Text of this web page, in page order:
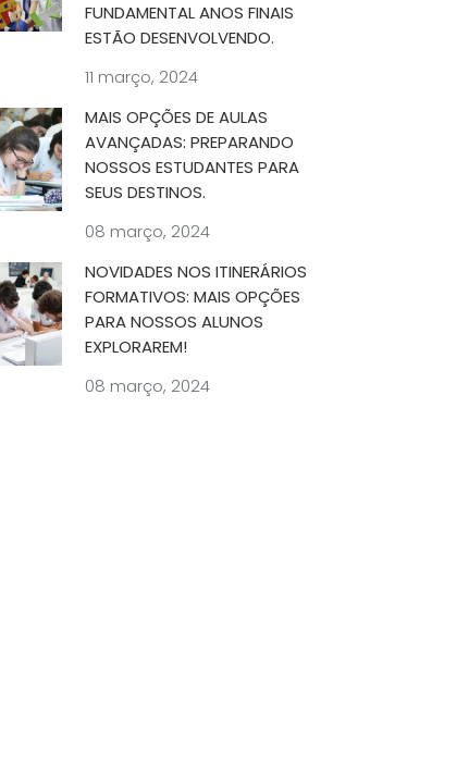
FUNDAMENTAL ANOS FINAIS
ESTÃO DESENVOLVENDO.
11 março, 2024
MAIS OPÇÕES DE AULAS
AVANÇADAS: PREPARANDO
NOSSOS ESTUDANTES PARA
SEUS DESTINOS.
08 março, 2024
NOVIDADES NOS ITINERÁRIOS
FORMATIVOS: MAIS OPÇÕES
PARA NOSSOS ALUNOS
EXPLORAREM!
08 março, 2024